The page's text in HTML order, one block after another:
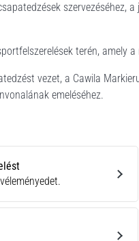
terén, amely
vezet, a Cawila
emeléséhez.